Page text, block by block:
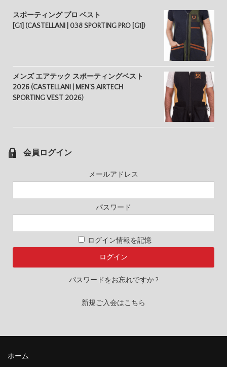
スポーティング プロ ベスト
[G1] (CASTELLANI | 038 SPORTING PRO [G1])
メンズ エアテック スポーティングベスト
2026 (CASTELLANI | MEN’S AIRTECH
SPORTING VEST 2026)
会員ログイン
メールアドレス
パスワード
ログイン情報を記憶
パスワードをお忘れですか ?
新規ご入会はこちら
ホーム